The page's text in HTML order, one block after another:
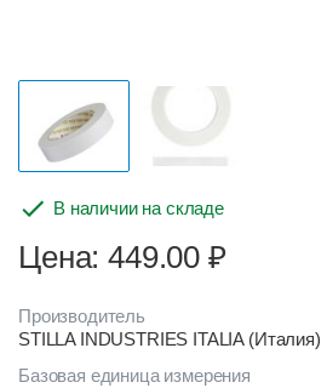
В наличии на складе
Цена: 449.00 ₽
Производитель
STILLA INDUSTRIES ITALIA (Италия)
Базовая единица измерения